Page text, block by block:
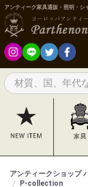
アンティーク家具通販・照明・シ
アンティークショップ
P-collection